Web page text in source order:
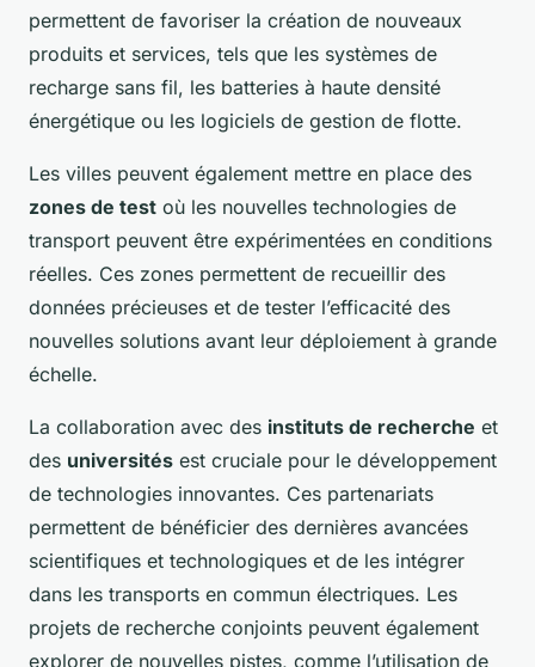
permettent de favoriser la création de nouveaux
produits et services, tels que les systèmes de
recharge sans fil, les batteries à haute densité
énergétique ou les logiciels de gestion de flotte.
Les villes peuvent également mettre en place des
zones de test où les nouvelles technologies de
transport peuvent être expérimentées en conditions
réelles. Ces zones permettent de recueillir des
données précieuses et de tester l’efficacité des
nouvelles solutions avant leur déploiement à grande
échelle.
La collaboration avec des instituts de recherche et
des universités est cruciale pour le développement
de technologies innovantes. Ces partenariats
permettent de bénéficier des dernières avancées
scientifiques et technologiques et de les intégrer
dans les transports en commun électriques. Les
projets de recherche conjoints peuvent également
explorer de nouvelles pistes, comme l’utilisation de